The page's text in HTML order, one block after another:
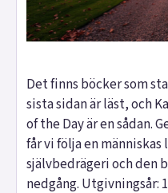
Det finns böcker som
sista sidan är läst, och
of the Day är en sådan.
får vi följa en
självbedrägeri och den
nedgång. Utgivningsår: